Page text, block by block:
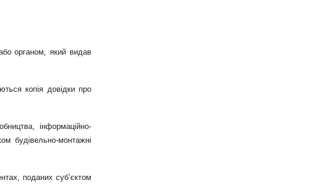
органом, який видав
копія довідки про
інформаційно-
будівельно-монтажні
поданих суб’єктом